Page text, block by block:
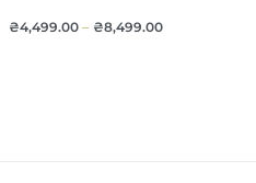
₴4,499.00– ₴8,499.00